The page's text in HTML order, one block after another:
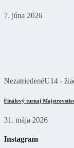
7. júna 2026
NezatriedenéU14 -
Finálový turnaj
31. mája 2026
Instagram